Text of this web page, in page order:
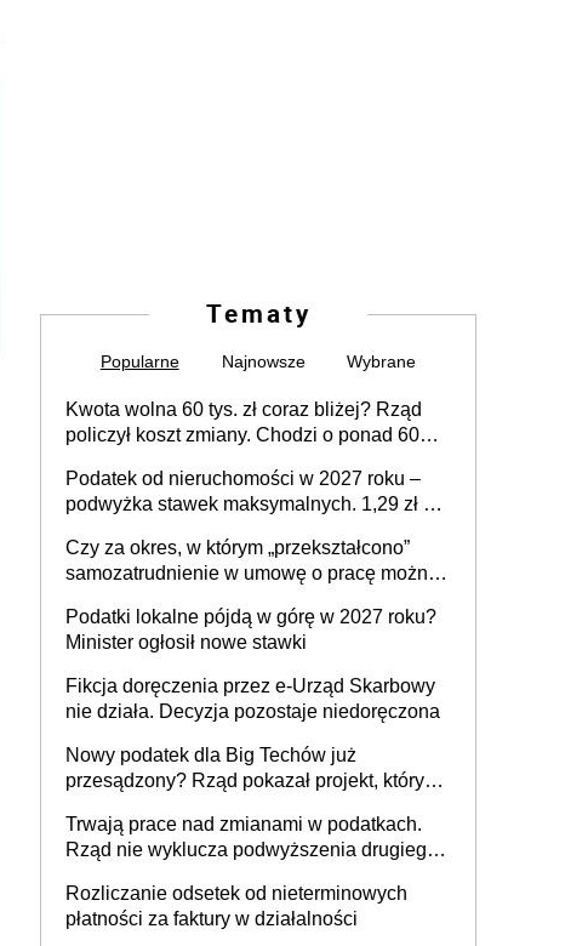
Tematy
Popularne Najnowsze Wybrane
Kwota wolna 60 tys. zł coraz bliżej? Rząd
policzył koszt zmiany. Chodzi o ponad 60
Podatek od nieruchomości w 2027 roku –
podwyżka stawek maksymalnych. 1,29 zł za
budynków i lokali związanych z
prowadzeniem działalności gospodarczej
Czy za okres, w którym „przekształcono”
samozatrudnienie w umowę o pracę można
umowy cywilnoprawnej jedynym
racjonalnym wyjściem
Podatki lokalne pójdą w górę w 2027 roku?
Minister ogłosił nowe stawki
Fikcja doręczenia przez e-Urząd Skarbowy
nie działa. Decyzja pozostaje niedoręczona
Nowy podatek dla Big Techów już
przesądzony? Rząd pokazał projekt, który
Trwają prace nad zmianami w podatkach.
Rząd nie wyklucza podwyższenia drugiego
Rozliczanie odsetek od nieterminowych
płatności za faktury w działalności